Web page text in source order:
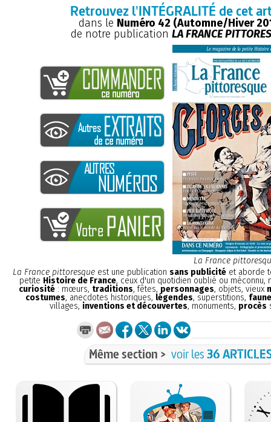
Retrouvez l'INTÉGRALITÉ de cet
dans le Numéro 42 (Automne/Hiver
de notre publication LA FRANCE
La France
La France pittoresque est une publication sans publicité et aborde
petite Histoire de France, ceux d'un quotidien oublié ou méconnu,
curiosité : mœurs, traditions, fêtes, personnages, objets, vieux
costumes, anecdotes historiques, légendes, superstitions,
villages, inventions et découvertes, monuments, procès
Même section > voir les36